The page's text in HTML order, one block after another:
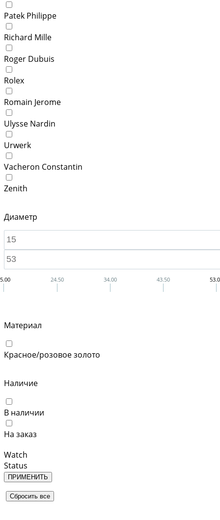
Patek Philippe
Richard Mille
Roger Dubuis
Rolex
Romain Jerome
Ulysse Nardin
Urwerk
Vacheron Constantin
Zenith
Диаметр
24.50 34.00 43.50
Материал
Красное/розовое золото
Наличие
В наличии
На заказ
Watch
Status